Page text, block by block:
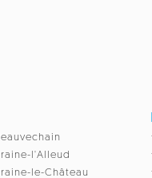
l'Alleud
le-Château